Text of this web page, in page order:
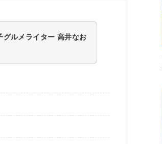
グルメライター 高井なお